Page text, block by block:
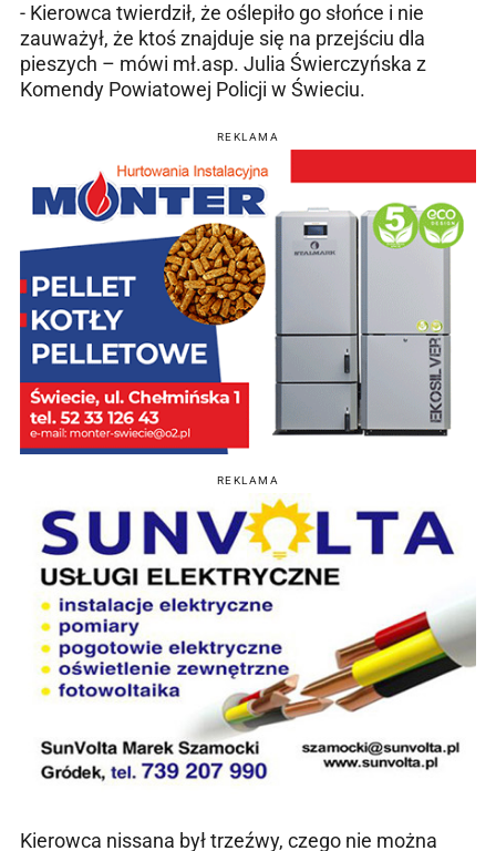
- Kierowca twierdził, że oślepiło go słońce i nie
zauważył, że ktoś znajduje się na przejściu dla
pieszych – mówi mł.asp. Julia Świerczyńska z
Komendy Powiatowej Policji w Świeciu.
REKLAMA
REKLAMA
Kierowca nissana był trzeźwy, czego nie można